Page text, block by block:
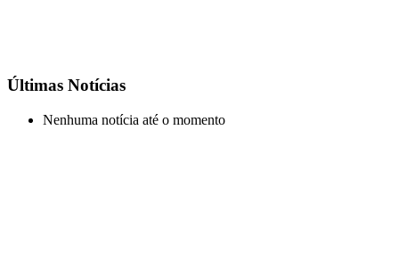
Últimas Notícias
Nenhuma notícia até o momento